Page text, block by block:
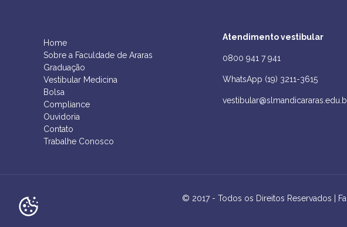
Home
Sobre a Faculdade de Araras
Graduação
Vestibular Medicina
Bolsa
Compliance
Ouvidoria
Contato
Trabalhe Conosco
Atendimento vestibular
0800 941 7 941
WhatsApp (19) 3211-3615
© 2017 - Todos os Direitos Reservados |